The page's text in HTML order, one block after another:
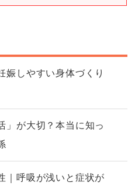
娠しやすい身体づくり
」が大切？本当に知っ
｜呼吸が浅いと症状が